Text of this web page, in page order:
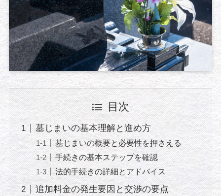
目次
墓じまいの基本理解と進め方
墓じまいの概要と必要性を押さえる
手続きの基本ステップを確認
法的手続きの詳細とアドバイス
追加料金の発生要因と交渉の要点